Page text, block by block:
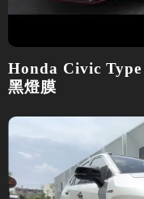
Honda Civic
黑燈膜